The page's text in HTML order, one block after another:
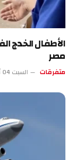
الأطفال الخدج
مصر
متفرقات السبت 04 أبريل 12:24 م